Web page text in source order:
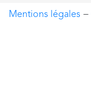
Mentions légales −